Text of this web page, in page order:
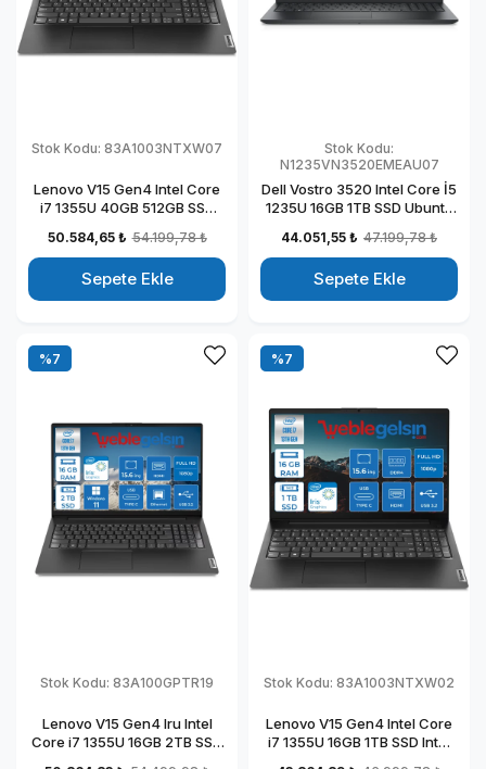
Stok Kodu: 83A1003NTXW07
Lenovo V15 Gen4 Intel Core
i7 1355U 40GB 512GB SSD
Taşınabilir Bilgisayar
83A1003NTXW07
50.584,65 ₺ 54.199,78 ₺
Sepete Ekle
Stok Kodu:
N1235VN3520EMEAU07
Dell Vostro 3520 Intel Core İ5
1235U 16GB 1TB SSD Ubuntu
Bilgisayar
N1235VN3520EMEAU07
44.051,55 ₺ 47.199,78 ₺
Sepete Ekle
Stok Kodu: 83A100GPTR19
Lenovo V15 Gen4 Iru Intel
Core i7 1355U 16GB 2TB SSD
%7
Stok Kodu: 83A1003NTXW02
Lenovo V15 Gen4 Intel Core
i7 1355U 16GB 1TB SSD Intel
%7